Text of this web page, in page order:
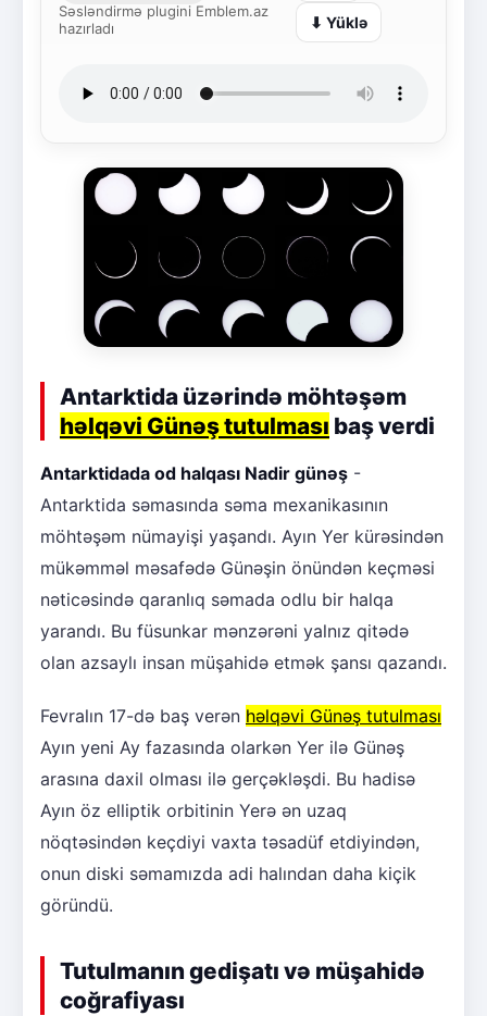
Səsləndirmə plugini Emblem.az
hazırladı
⬇ Yüklə
Antarktida üzərində möhtəşəm
həlqəvi Günəş tutulması baş verdi
Antarktidada od halqası Nadir günəş -
Antarktida səmasında səma mexanikasının
möhtəşəm nümayişi yaşandı. Ayın Yer kürəsindən
mükəmməl məsafədə Günəşin önündən keçməsi
nəticəsində qaranlıq səmada odlu bir halqa
yarandı. Bu füsunkar mənzərəni yalnız qitədə
olan azsaylı insan müşahidə etmək şansı qazandı.
Fevralın 17-də baş verən həlqəvi Günəş tutulması
Ayın yeni Ay fazasında olarkən Yer ilə Günəş
arasına daxil olması ilə gerçəkləşdi. Bu hadisə
Ayın öz elliptik orbitinin Yerə ən uzaq
nöqtəsindən keçdiyi vaxta təsadüf etdiyindən,
onun diski səmamızda adi halından daha kiçik
göründü.
Tutulmanın gedişatı və müşahidə
coğrafiyası